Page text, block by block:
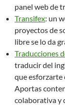
panel web de
Transifex: un
proyectos de
libre se lo da
Traducciones
traducir del
que esforzarte
Aportas
colaborativa y